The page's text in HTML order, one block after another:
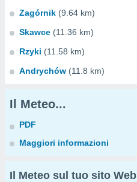
Zagórnik (9.64 km)
Skawce (11.36 km)
Rzyki (11.58 km)
Andrychów (11.8 km)
Il Meteo...
PDF
Maggiori informazioni
Il Meteo sul tuo sito Web